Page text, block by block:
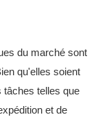
du marché sont
qu'elles soient
tâches telles que
et de